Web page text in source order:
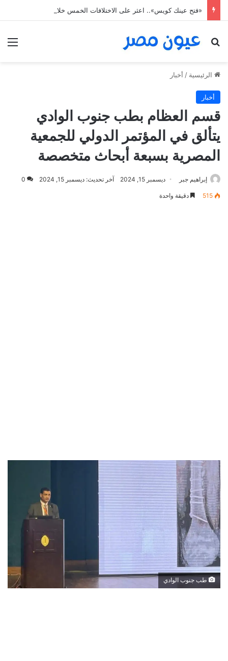
بحث عن
الرئيسية / أخبار
أخبار
قسم العظام بطب جنوب الوادي
يتألق في المؤتمر الدولي للجمعية
المصرية بسبعة أبحاث متخصصة
إبراهيم جبر ديسمبر 15, 2024 آخر تحديث: ديسمبر 15, 2024 0
515 دقيقة واحدة
طب جنوب الوادي